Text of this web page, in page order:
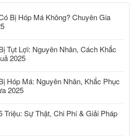
Bị Hóp Má Không? Chuyên Gia
Tụt Lợi: Nguyên Nhân, Cách Khắc
2025
Hóp Má: Nguyên Nhân, Khắc Phục
2025
Triệu: Sự Thật, Chi Phí & Giải Pháp